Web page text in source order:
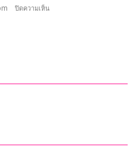
ปิดความเห็น
บัณฑิต